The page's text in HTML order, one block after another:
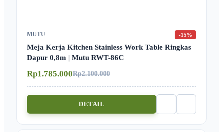
MUTU -15%
Meja Kerja Kitchen Stainless Work Table Ringkas
Dapur 0,8m | Mutu RWT-86C
Rp1.785.000Rp2.100.000
DETAIL